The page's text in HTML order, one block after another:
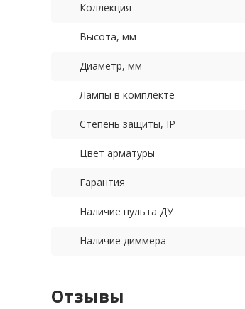
Коллекция
Высота, мм
Диаметр, мм
Лампы в комплекте
Степень защиты, IP
Цвет арматуры
Гарантия
Наличие пульта ДУ
Наличие диммера
Отзывы